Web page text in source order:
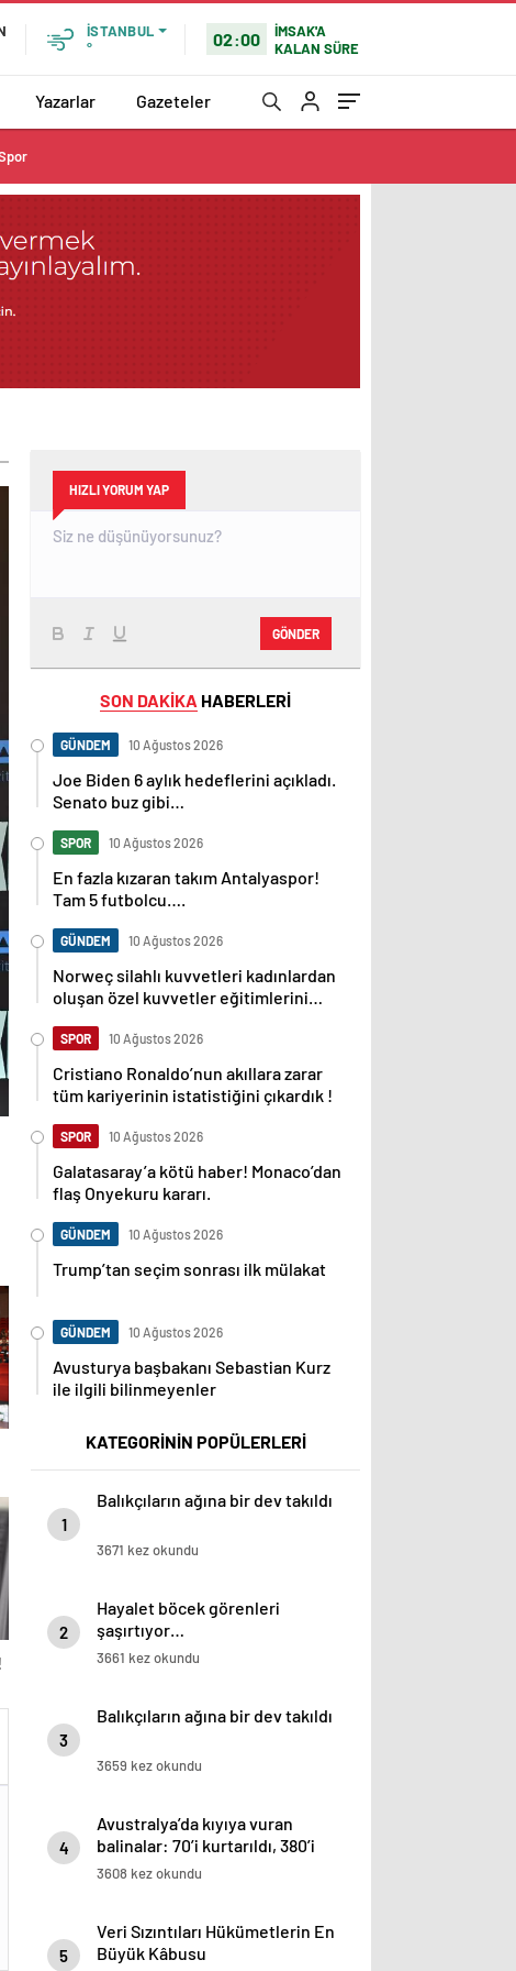
İSTANBUL
°
02:00
İMSAK'A
KALAN SÜRE
Yazarlar Gazeteler
HIZLI YORUM YAP
GÖNDER
SON DAKİKA HABERLERİ
GÜNDEM 10 Ağustos 2026
Joe Biden 6 aylık hedeflerini açıkladı.
Senato buz gibi…
SPOR 10 Ağustos 2026
En fazla kızaran takım Antalyaspor!
Tam 5 futbolcu….
GÜNDEM 10 Ağustos 2026
Norweç silahlı kuvvetleri kadınlardan
oluşan özel kuvvetler eğitimlerini
SPOR 10 Ağustos 2026
Cristiano Ronaldo’nun akıllara zarar
tüm kariyerinin istatistiğini çıkardık !
SPOR 10 Ağustos 2026
Galatasaray’a kötü haber! Monaco’dan
flaş Onyekuru kararı.
GÜNDEM 10 Ağustos 2026
Trump’tan seçim sonrası ilk mülakat
GÜNDEM 10 Ağustos 2026
Avusturya başbakanı Sebastian Kurz
ile ilgili bilinmeyenler
KATEGORİNİN POPÜLERLERİ
1
Balıkçıların ağına bir dev takıldı
3671 kez okundu
2
Hayalet böcek görenleri
şaşırtıyor…
3661 kez okundu
3
Balıkçıların ağına bir dev takıldı
3659 kez okundu
4
Avustralya’da kıyıya vuran
balinalar: 70’i kurtarıldı, 380’i
öldü
3608 kez okundu
5
Veri Sızıntıları Hükümetlerin En
Büyük Kâbusu